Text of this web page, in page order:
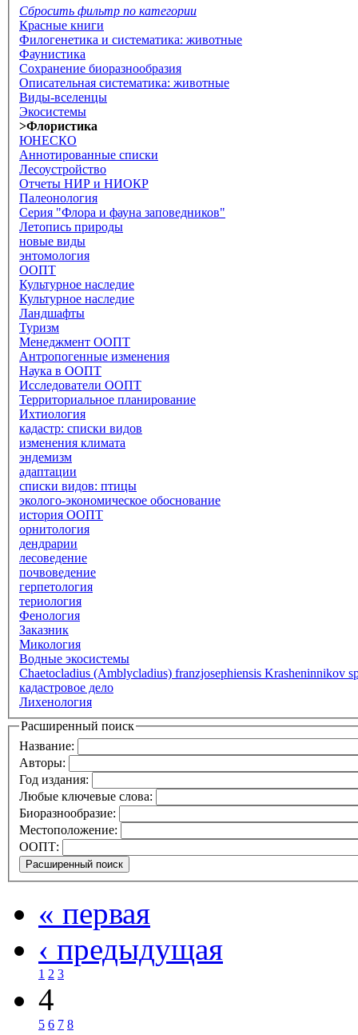
Сбросить фильтр по категории
Красные книги
Филогенетика и систематика: животные
Фаунистика
Сохранение биоразнообразия
Описательная систематика: животные
Виды-вселенцы
Экосистемы
>Флористика
ЮНЕСКО
Аннотированные списки
Лесоустройство
Отчеты НИР и НИОКР
Палеонология
Серия "Флора и фауна заповедников"
Летопись природы
новые виды
энтомология
ООПТ
Культурное наследие
Культурное наследие
Ландшафты
Туризм
Менеджмент ООПТ
Антропогенные изменения
Наука в ООПТ
Исследователи ООПТ
Территориальное планирование
Ихтиология
кадастр: списки видов
изменения климата
эндемизм
адаптации
списки видов: птицы
эколого-экономическое обоснование
история ООПТ
орнитология
дендрарии
лесоведение
почвоведение
герпетология
териология
Фенология
Заказник
Микология
Водные экосистемы
Chaetocladius (Amblycladius) franzjosephiensis Krasheninnikov
кадастровое дело
Лихенология
Расширенный поиск
Название:
Авторы:
Год издания:
Любые ключевые слова:
Биоразнообразие:
Местоположение:
ООПТ:
« первая
‹ предыдущая
1 2 3
4
5 6 7 8